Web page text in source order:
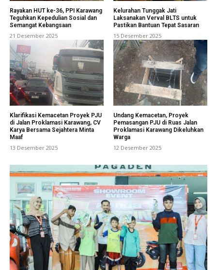
Rayakan HUT ke-36, PPI Karawang
Teguhkan Kepedulian Sosial dan
Semangat Kebangsaan
21 Desember 2025
Kelurahan Tunggak Jati
Laksanakan Verval BLTS untuk
Pastikan Bantuan Tepat Sasaran
15 Desember 2025
Klarifikasi Kemacetan Proyek PJU
di Jalan Proklamasi Karawang, CV
Karya Bersama Sejahtera Minta
Maaf
13 Desember 2025
Undang Kemacetan, Proyek
Pemasangan PJU di Ruas Jalan
Proklamasi Karawang Dikeluhkan
Warga
12 Desember 2025